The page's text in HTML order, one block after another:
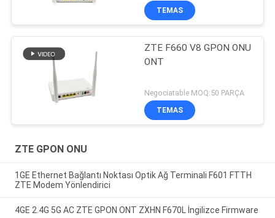
TEMAS
ZTE F660 V8 GPON ONU
ONT
Negociatable MOQ:50 PARÇA
TEMAS
ZTE GPON ONU
1GE Ethernet Bağlantı Noktası Optik Ağ Terminali F601 FTTH
ZTE Modem Yönlendirici
4GE 2.4G 5G AC ZTE GPON ONT ZXHN F670L İngilizce Firmware